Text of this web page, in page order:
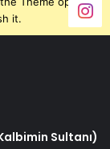
it.
Sultanı)